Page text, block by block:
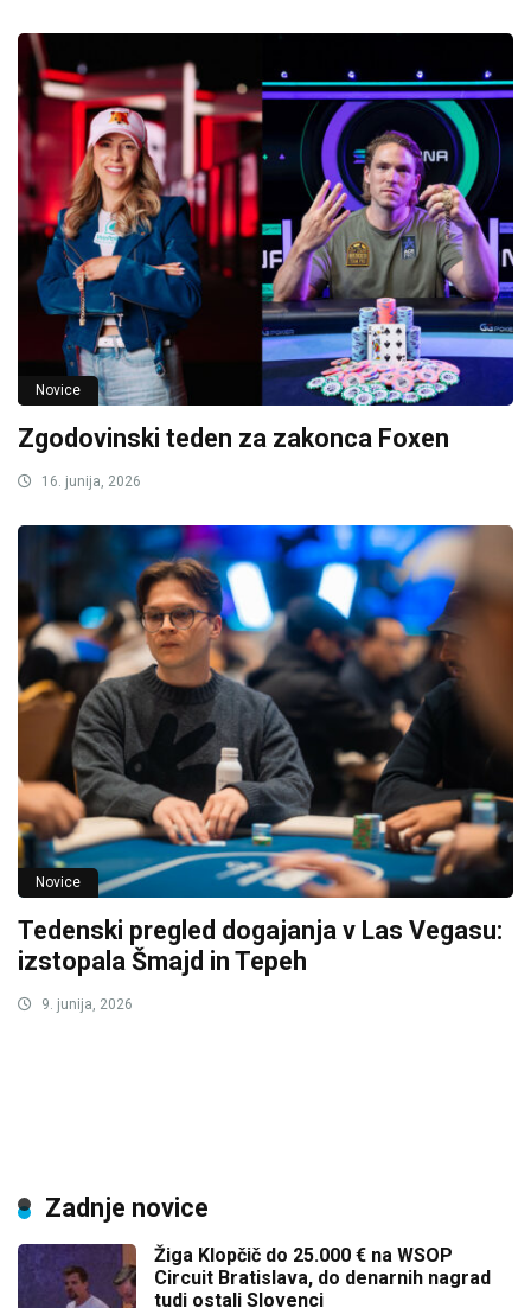
Novice
Zgodovinski teden za zakonca Foxen
16. junija, 2026
Novice
Tedenski pregled dogajanja v Las Vegasu:
izstopala Šmajd in Tepeh
9. junija, 2026
Zadnje novice
Žiga Klopčič do 25.000 € na WSOP
Circuit Bratislava, do denarnih nagrad
tudi ostali Slovenci